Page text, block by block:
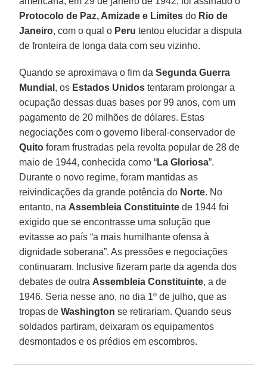
Protocolo de Paz, Amizade e Limites do Rio de
Janeiro, com o qual o Peru tentou elucidar a disputa
de fronteira de longa data com seu vizinho.
Quando se aproximava o fim daSegunda Guerra
Mundial , os Estados Unidos tentaram prolongar a
ocupação dessas duas bases por 99 anos, com um
pagamento de 20 milhões de dólares. Estas
negociações com o governo liberal-conservador de
Quito foram frustradas pela revolta popular de 28 de
maio de 1944, conhecida como “La Gloriosa”.
Durante o novo regime, foram mantidas as
reivindicações da grande potência do Norte. No
entanto, na Assembleia Constituinte de 1944 foi
exigido que se encontrasse uma solução que
evitasse ao país “a mais humilhante ofensa à
dignidade soberana”. As pressões e negociações
continuaram. Inclusive fizeram parte da agenda dos
debates de outra Assembleia Constituinte, a de
1946. Seria nesse ano, no dia 1º de julho, que as
tropas deWashington se retirariam. Quando seus
soldados partiram, deixaram os equipamentos
desmontados e os prédios em escombros.